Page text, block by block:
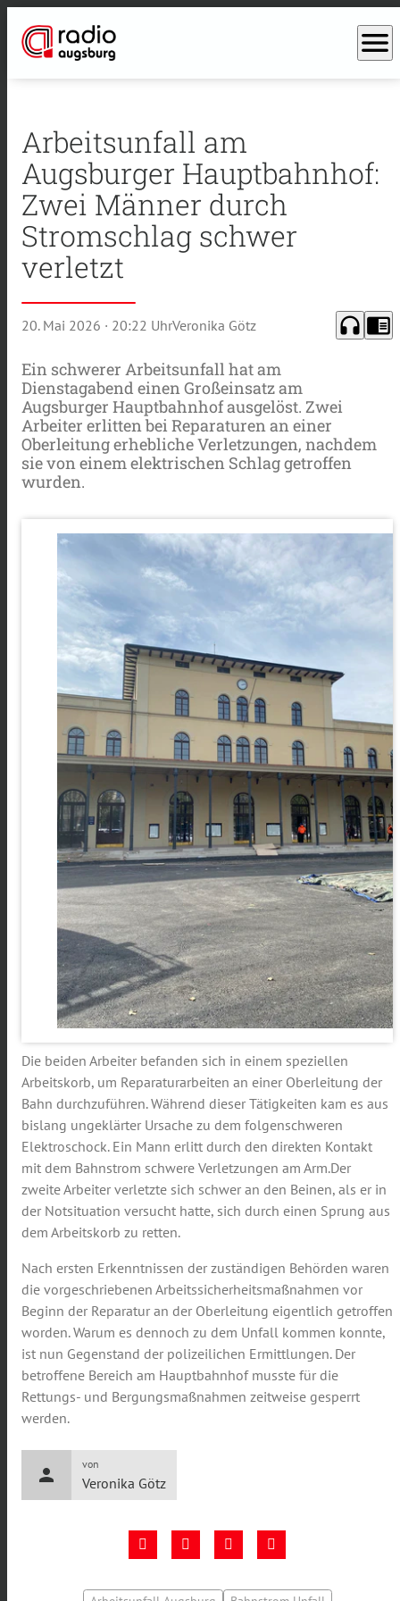
menu
Arbeitsunfall am
Augsburger Hauptbahnhof:
Zwei Männer durch
Stromschlag schwer
verletzt
20. Mai 2026 · 20:22 UhrVeronika Götz headphones chrome_reader_mode
Ein schwerer Arbeitsunfall hat am
Dienstagabend einen Großeinsatz am
Augsburger Hauptbahnhof ausgelöst. Zwei
Arbeiter erlitten bei Reparaturen an einer
Oberleitung erhebliche Verletzungen, nachdem
sie von einem elektrischen Schlag getroffen
wurden.
Die beiden Arbeiter befanden sich in einem speziellen
Arbeitskorb, um Reparaturarbeiten an einer Oberleitung der
Bahn durchzuführen. Während dieser Tätigkeiten kam es aus
bislang ungeklärter Ursache zu dem folgenschweren
Elektroschock. Ein Mann erlitt durch den direkten Kontakt
mit dem Bahnstrom schwere Verletzungen am Arm.Der
zweite Arbeiter verletzte sich schwer an den Beinen, als er in
der Notsituation versucht hatte, sich durch einen Sprung aus
dem Arbeitskorb zu retten.
Nach ersten Erkenntnissen der zuständigen Behörden waren
die vorgeschriebenen Arbeitssicherheitsmaßnahmen vor
Beginn der Reparatur an der Oberleitung eigentlich getroffen
worden. Warum es dennoch zu dem Unfall kommen konnte,
ist nun Gegenstand der polizeilichen Ermittlungen. Der
betroffene Bereich am Hauptbahnhof musste für die
Rettungs- und Bergungsmaßnahmen zeitweise gesperrt
werden.
person
von
Veronika Götz